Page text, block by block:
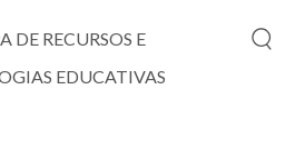
DE RECURSOS E
EDUCATIVAS